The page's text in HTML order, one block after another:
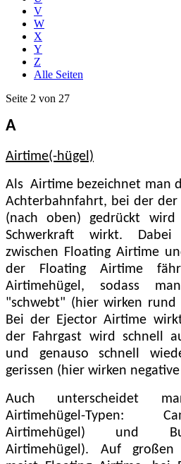
V
W
X
Y
Z
Alle Seiten
Seite 2 von 27
A
Airtime(-hügel)
Als Airtime bezeichnet man
Achterbahnfahrt, bei der der
(nach oben) gedrückt
Schwerkraft wirkt. Dabei
zwischen Floating Airtime
der Floating Airtime
Airtimehügel, sodass
"schwebt" (hier wirken rund
Bei der Ejector Airtime
der Fahrgast wird schnell
und genauso schnell
gerissen (hier wirken
Auch unterscheidet
Airtimehügel-Typen:
Airtimehügel) und
Airtimehügel). Auf